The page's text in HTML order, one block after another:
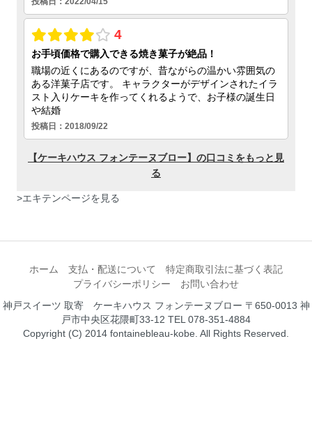
>エキテンページを見る
ホーム 支払・配送について
特定商取引法に基づく表記
プライバシーポリシー
お問い合わせ
神戸スイーツ 取寄 ケーキハウス フォンテーヌブロー 〒650-0013 神
戸市中央区花隈町33-12 TEL 078-351-4884
Copyright (C) 2014 fontainebleau-kobe. All Rights Reserved.